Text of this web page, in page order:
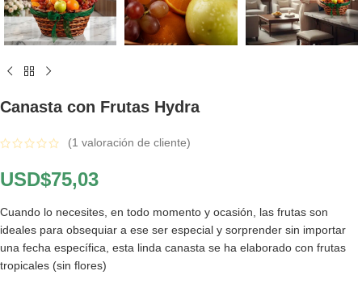
Canasta con Frutas Hydra
(1 valoración de cliente)
USD$75,03
Cuando lo necesites, en todo momento y ocasión, las frutas son
ideales para obsequiar a ese ser especial y sorprender sin importar
una fecha específica, esta linda canasta se ha elaborado con frutas
tropicales (sin flores)